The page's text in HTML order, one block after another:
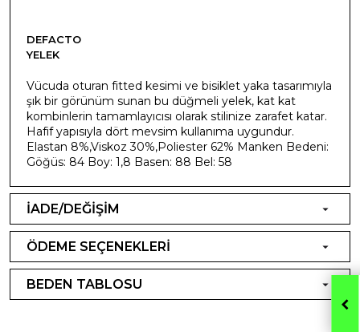
DEFACTO
YELEK
Vücuda oturan fitted kesimi ve bisiklet yaka tasarımıyla
şık bir görünüm sunan bu düğmeli yelek, kat kat
kombinlerin tamamlayıcısı olarak stilinize zarafet katar.
Hafif yapısıyla dört mevsim kullanıma uygundur.
Elastan 8%,Viskoz 30%,Poliester 62% Manken Bedeni:
Göğüs: 84 Boy: 1,8 Basen: 88 Bel: 58
İADE/DEĞİŞİM
ÖDEME SEÇENEKLERİ
BEDEN TABLOSU